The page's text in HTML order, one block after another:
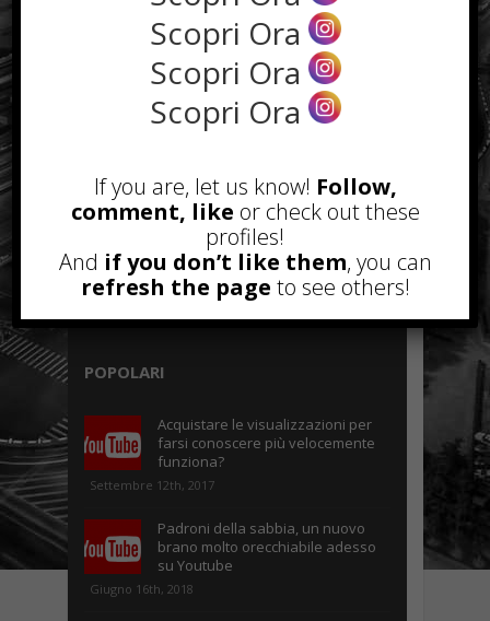
POPOLARI
Acquistare le visualizzazioni per
farsi conoscere più velocemente
funziona?
Settembre 12th, 2017
Padroni della sabbia, un nuovo
brano molto orecchiabile adesso
su Youtube
Giugno 16th, 2018
Scopri Ora
Scopri Ora
Scopri Ora
If you are, let us know! Follow,
comment, like or check out these
profiles!
And if you don’t like them, you can
refresh the page to see others!